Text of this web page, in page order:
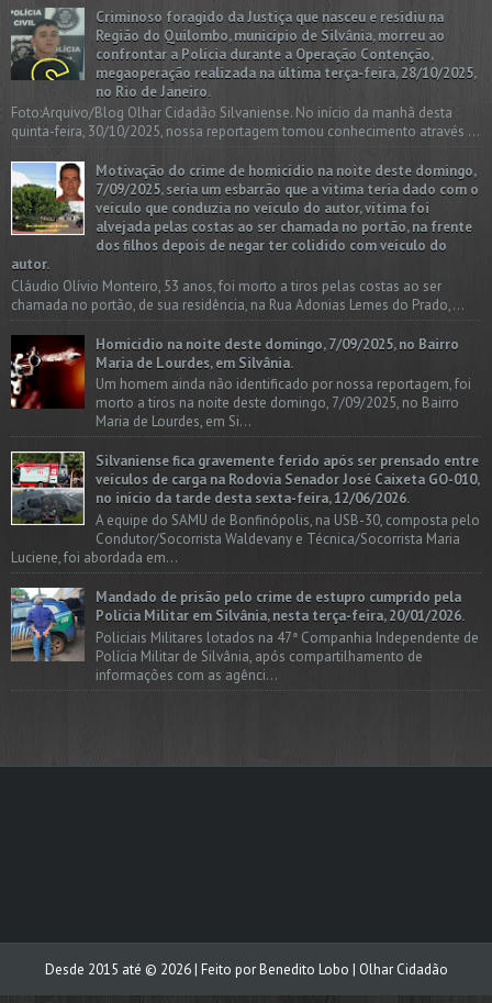
Criminoso foragido da Justiça que nasceu e residiu na
Região do Quilombo, município de Silvânia, morreu ao
confrontar a Polícia durante a Operação Contenção,
megaoperação realizada na última terça-feira, 28/10/2025,
no Rio de Janeiro.
Foto:Arquivo/Blog Olhar Cidadão Silvaniense. No início da manhã desta
quinta-feira, 30/10/2025, nossa reportagem tomou conhecimento através ...
Motivação do crime de homicídio na noite deste domingo,
7/09/2025, seria um esbarrão que a vitima teria dado com o
veículo que conduzia no veículo do autor, vítima foi
alvejada pelas costas ao ser chamada no portão, na frente
dos filhos depois de negar ter colidido com veículo do
autor.
Cláudio Olívio Monteiro, 53 anos, foi morto a tiros pelas costas ao ser
chamada no portão, de sua residência, na Rua Adonias Lemes do Prado,...
Homicídio na noite deste domingo, 7/09/2025, no Bairro
Maria de Lourdes, em Silvânia.
Um homem ainda não identificado por nossa reportagem, foi
morto a tiros na noite deste domingo, 7/09/2025, no Bairro
Maria de Lourdes, em Si...
Silvaniense fica gravemente ferido após ser prensado entre
veículos de carga na Rodovia Senador José Caixeta GO-010,
no início da tarde desta sexta-feira, 12/06/2026.
A equipe do SAMU de Bonfinópolis, na USB-30, composta pelo
Condutor/Socorrista Waldevany e Técnica/Socorrista Maria
Luciene, foi abordada em...
Mandado de prisão pelo crime de estupro cumprido pela
Polícia Militar em Silvânia, nesta terça-feira, 20/01/2026.
Policiais Militares lotados na 47ª Companhia Independente de
Polícia Militar de Silvânia, após compartilhamento de
informações com as agênci...
Desde 2015 até © 2026| Feito porBenedito Lobo | Olhar Cidadão